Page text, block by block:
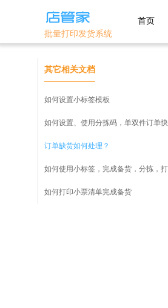
批量打印发货系统
首页
主流平台
1688
淘宝特卖 天猫
抖音小店
售
快手小店 淘工厂
其它相关文档
如何设置小标签模板
订单缺货如何处理？
如何打印小票清单完成备货